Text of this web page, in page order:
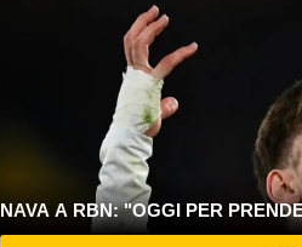
NAVA A RBN: "OGGI PER